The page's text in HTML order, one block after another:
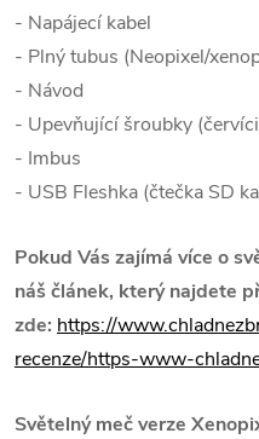
- Napájecí kabel
- Plný tubus (Neopixel/
- Návod
- Upevňující šroubky
- Imbus
- USB Fleshka (čtečka SD
Pokud Vás zajímá více o
náš článek, který najdete
zde: https://
recenze/https-www-
Světelný meč verze